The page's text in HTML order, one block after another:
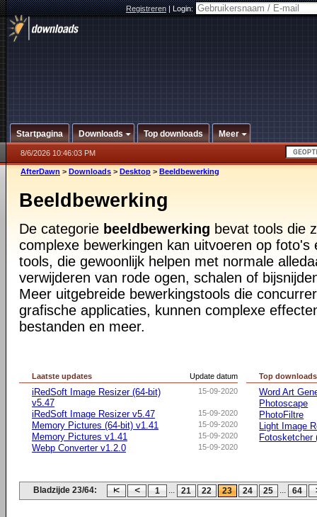
Registreren|Login:
Startpagina Downloads Top downloads Meer
8/6/2026 10:46:03 PM
AfterDawn > Downloads > Desktop > Beeldbewerking
Beeldbewerking
De categorie beeldbewerking bevat tools die
complexe bewerkingen kan uitvoeren op foto's
tools, die gewoonlijk helpen met normale
verwijderen van rode ogen, schalen of
Meer uitgebreide bewerkingstools die
grafische applicaties, kunnen complexe
bestanden en meer.
Update datum
Laatste updates
15-09-2020
iRedSoft Image Resizer (64-bit)
v5.47
15-09-2020
iRedSoft Image Resizer v5.47
15-09-2020
Memory Pictures (64-bit) v1.41
15-09-2020
Memory Pictures v1.41
15-09-2020
Webp Converter v1.2.0
Top downloads
Word Art
Photoscape
PhotoFiltre
Light Image
Fotosketcher
Bladzijde 23/64: 1 ... 21 22 23 24 25 ... 64